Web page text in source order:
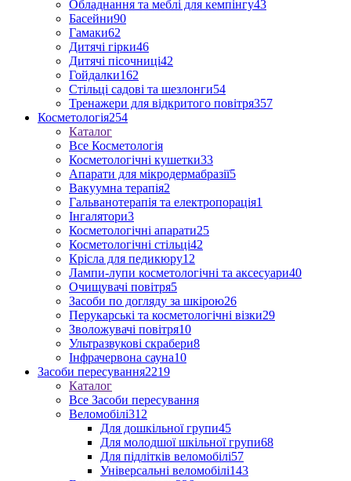
Обладнання та меблі для кемпінгу43
Басейни90
Гамаки62
Дитячі гірки46
Дитячі пісочниці42
Гойдалки162
Стільці садові та шезлонги54
Тренажери для відкритого повітря357
Косметологія254
Каталог
Все Косметологія
Косметологічні кушетки33
Апарати для мікродермабразії5
Вакуумна терапія2
Гальванотерапія та електропорація1
Інгалятори3
Косметологічні апарати25
Косметологічні стільці42
Крісла для педикюру12
Лампи-лупи косметологічні та аксесуари40
Очищувачі повітря5
Засоби по догляду за шкірою26
Перукарські та косметологічні візки29
Зволожувачі повітря10
Ультразвукові скрабери8
Інфрачервона сауна10
Засоби пересування2219
Каталог
Все Засоби пересування
Веломобілі312
Для дошкільної групи45
Для молодшої шкільної групи68
Для підлітків веломобілі57
Універсальні веломобілі143